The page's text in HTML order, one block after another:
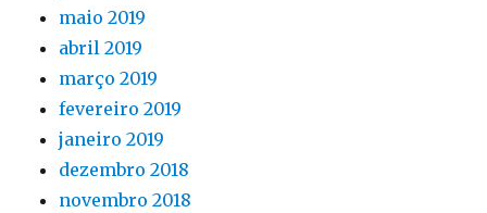
maio 2019
abril 2019
março 2019
fevereiro 2019
janeiro 2019
dezembro 2018
novembro 2018